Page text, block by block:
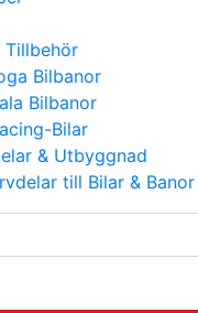
Tillbehör
Bilbanor
Bilbanor
Bilar
& Utbyggnad
till Bilar & Banor